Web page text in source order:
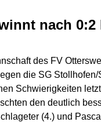
nach
des FV
die SG
Schwierigkeiten
den deutlich
(4.) und